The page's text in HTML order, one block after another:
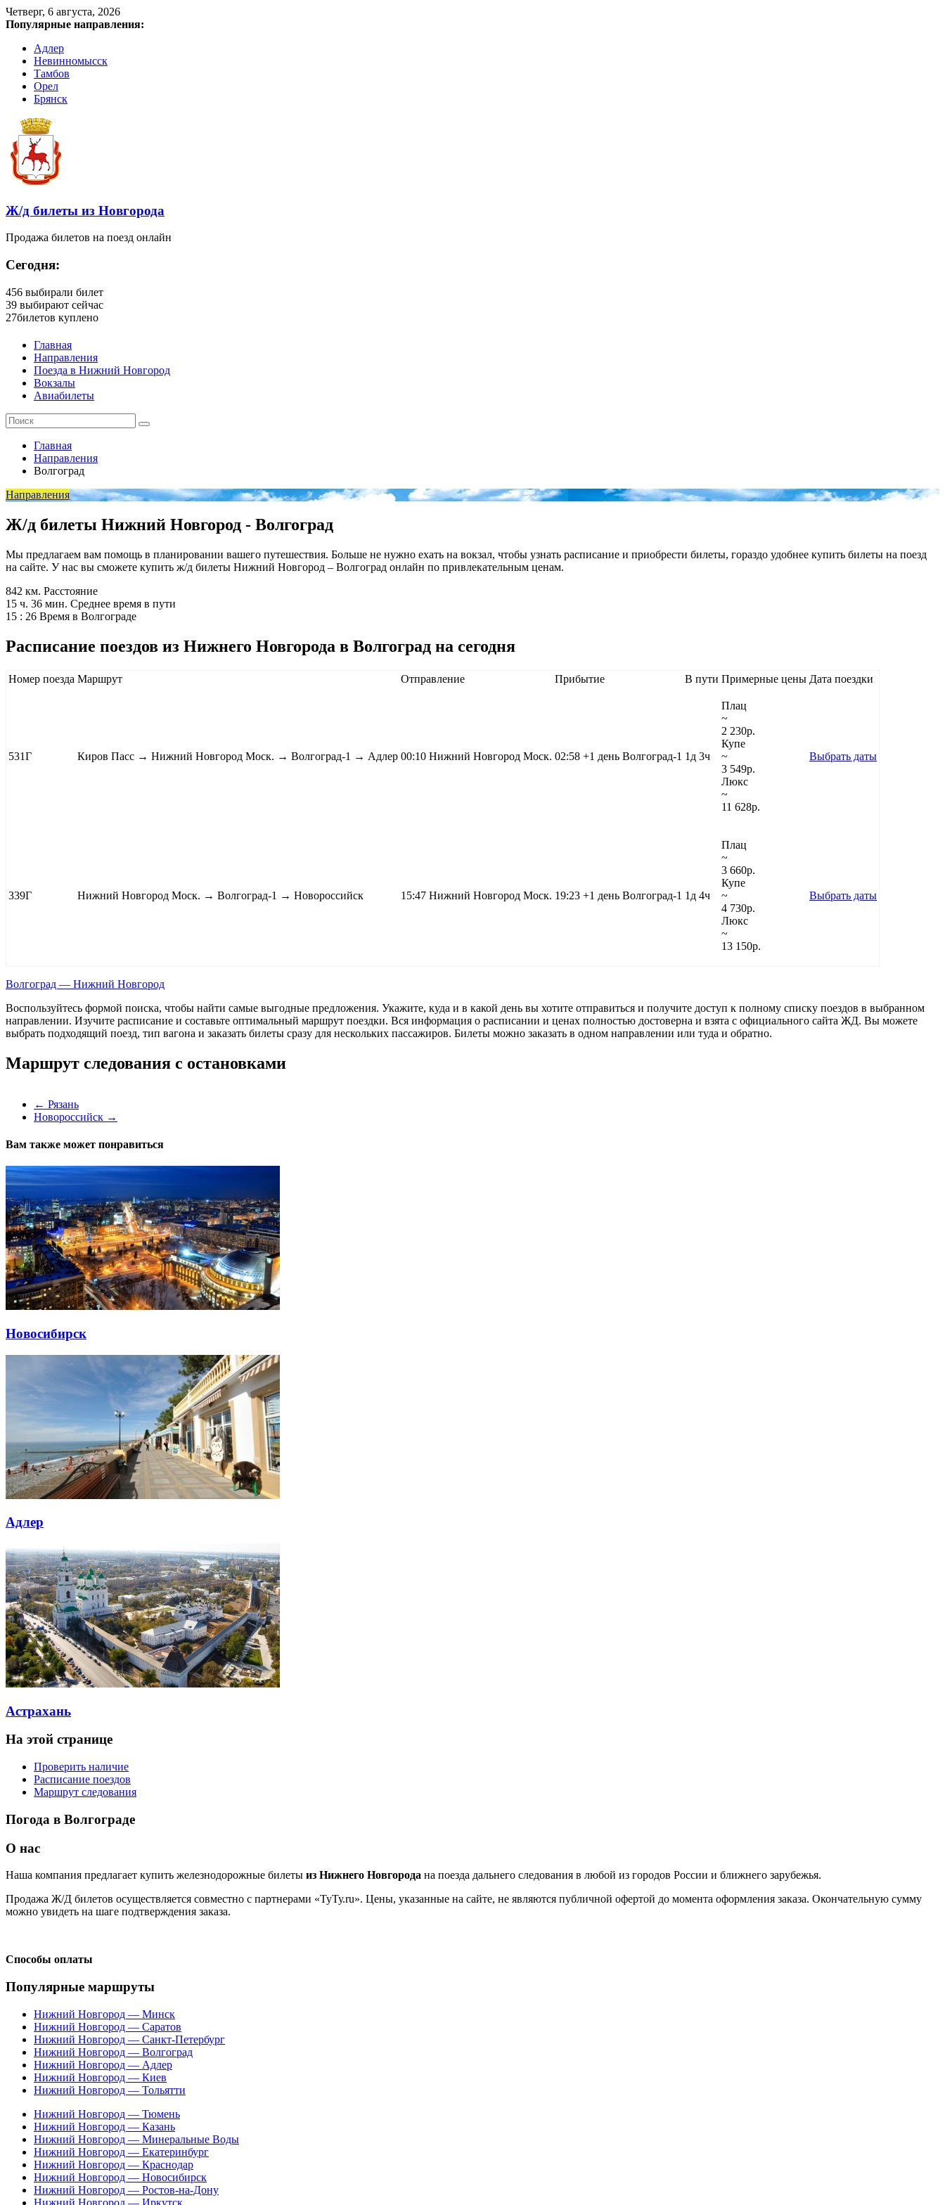
Четверг, 6 августа, 2026
Популярные направления:
Адлер
Невинномысск
Тамбов
Орел
Брянск
Ж/д билеты из Новгорода
Продажа билетов на поезд онлайн
Сегодня:
456 выбирали билет
39 выбирают сейчас
27билетов куплено
Главная
Направления
Поезда в Нижний Новгород
Вокзалы
Авиабилеты
Главная
Направления
Волгоград
Направления
Ж/д билеты Нижний Новгород - Волгоград
Мы предлагаем вам помощь в планировании вашего путешествия. Больше не нужно ехать на вокзал, чтобы узнать расписание и приобрести билеты, гораздо удобнее купить билеты на поезд
на сайте. У нас вы сможете купить ж/д билеты Нижний Новгород – Волгоград онлайн по привлекательным ценам.
842 км. Расстояние
15 ч. 36 мин. Среднее время в пути
15 : 26 Время в Волгограде
Расписание поездов из Нижнего Новгорода в Волгоград на сегодня
Номер поезда Маршрут Отправление Прибытие В пути Примерные цены Дата поездки
531Г Киров Пасс → Нижний Новгород Моск. → Волгоград-1 → Адлер 00:10 Нижний Новгород Моск. 02:58 +1 день Волгоград-1 1д 3ч
Плац
~
2 230р.
Купе
~
3 549р.
Люкс
~
11 628р.
Выбрать даты
339Г Нижний Новгород Моск. → Волгоград-1 → Новороссийск 15:47 Нижний Новгород Моск. 19:23 +1 день Волгоград-1 1д 4ч
Плац
~
3 660р.
Купе
~
4 730р.
Люкс
~
13 150р.
Выбрать даты
Волгоград — Нижний Новгород
Воспользуйтесь формой поиска, чтобы найти самые выгодные предложения. Укажите, куда и в какой день вы хотите отправиться и получите доступ к полному списку поездов в выбранном
направлении. Изучите расписание и составьте оптимальный маршрут поездки. Вся информация о расписании и ценах полностью достоверна и взята с официального сайта ЖД. Вы можете
выбрать подходящий поезд, тип вагона и заказать билеты сразу для нескольких пассажиров. Билеты можно заказать в одном направлении или туда и обратно.
Маршрут следования с остановками
← Рязань
Новороссийск →
Вам также может понравиться
Новосибирск
Адлер
Астрахань
На этой странице
Проверить наличие
Расписание поездов
Маршрут следования
Погода в Волгограде
О нас
Наша компания предлагает купить железнодорожные билеты из Нижнего Новгорода на поезда дальнего следования в любой из городов России и ближнего зарубежья.
Продажа Ж/Д билетов осуществляется совместно с партнерами «ТуТу.ru». Цены, указанные на сайте, не являются публичной офертой до момента оформления заказа. Окончательную сумму
можно увидеть на шаге подтверждения заказа.
Способы оплаты
Популярные маршруты
Нижний Новгород — Минск
Нижний Новгород — Саратов
Нижний Новгород — Санкт-Петербург
Нижний Новгород — Волгоград
Нижний Новгород — Адлер
Нижний Новгород — Киев
Нижний Новгород — Тольятти
Нижний Новгород — Тюмень
Нижний Новгород — Казань
Нижний Новгород — Минеральные Воды
Нижний Новгород — Екатеринбург
Нижний Новгород — Краснодар
Нижний Новгород — Новосибирск
Нижний Новгород — Ростов-на-Дону
Нижний Новгород — Иркутск